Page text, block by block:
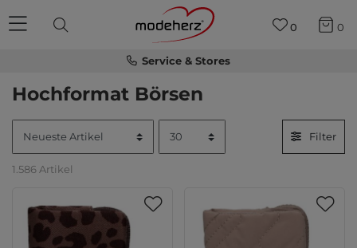
Service & Stores
0 0
Hochformat Börsen
Filter
1.586 Artikel